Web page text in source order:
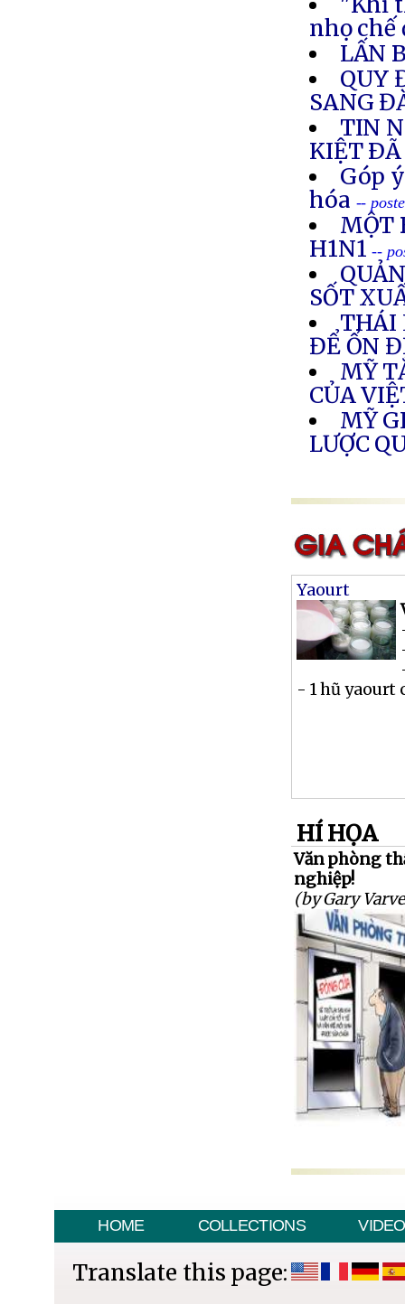
nhọ chế
LẤN
QUY
SANG
TIN
KIỆT
Góp
hóa --
MỘT
H1N1--
SỐT
THÁI
ĐỂ ỔN
MỸ
CỦA
MỸ
LƯỢC
Yaourt
- 1 hũ yaourt
HÍ HỌA
Văn phòng
nghiệp!
(by Gary
HOME COLLECTIONS VIDEO
Translate this page: